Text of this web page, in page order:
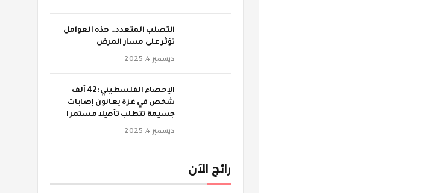
‫التصلب المتعدد.. هذه العوامل
تؤثر على مسار المرض
ديسمبر 4, 2025
الإحصاء الفلسطيني: 42 ألف
شخص في غزة يعانون إصابات
جسيمة تتطلب تأهيلا مستمرا
ديسمبر 4, 2025
رائج الآن